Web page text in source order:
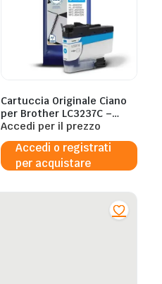
Cartuccia Originale Ciano
per Brother LC3237C –
1500 Pagine al 5%
Accedi per il prezzo
Accedi o registrati
per acquistare